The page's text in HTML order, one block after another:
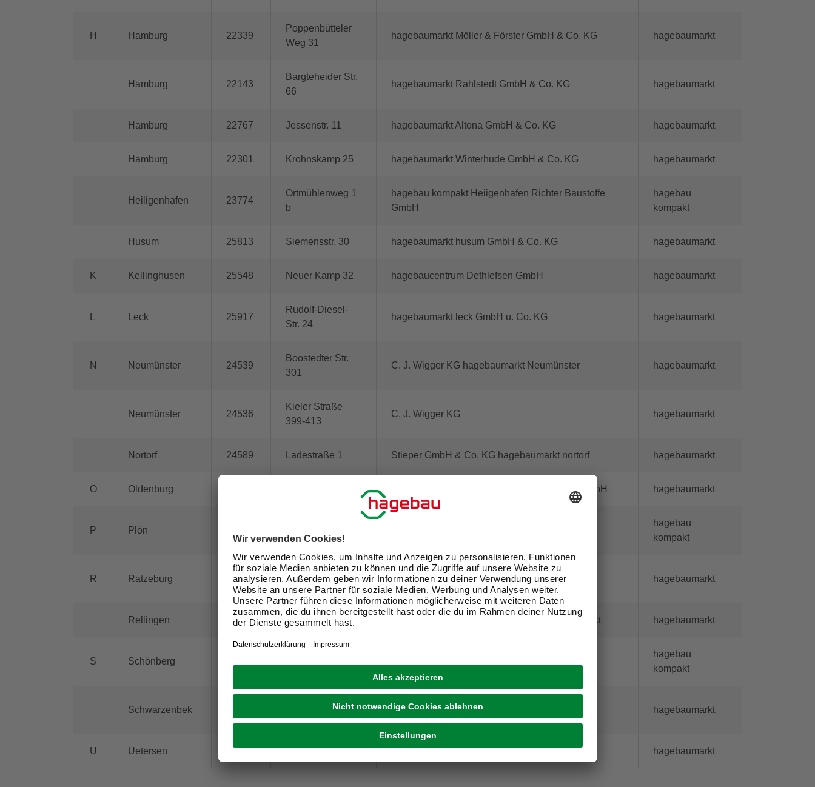
H Hamburg 22339
Poppenbütteler
Weg 31
hagebaumarkt Möller & Förster GmbH & Co. KG hagebaumarkt
Hamburg 22143
Bargteheider Str.
66
hagebaumarkt Rahlstedt GmbH & Co. KG hagebaumarkt
Hamburg 22767 Jessenstr. 11 hagebaumarkt Altona GmbH & Co. KG hagebaumarkt
Hamburg 22301 Krohnskamp 25 hagebaumarkt Winterhude GmbH & Co. KG hagebaumarkt
Heiligenhafen 23774
Ortmühlenweg 1
b
hagebau kompakt Heiigenhafen Richter Baustoffe
GmbH
hagebau
kompakt
Husum 25813 Siemensstr. 30 hagebaumarkt husum GmbH & Co. KG hagebaumarkt
K Kellinghusen 25548 Neuer Kamp 32 hagebaucentrum Dethlefsen GmbH hagebaumarkt
Leck 25917
Rudolf-Diesel-
Str. 24
hagebaumarkt leck GmbH u. Co. KG hagebaumarkt
N Neumünster 24539
Boostedter Str.
301
C. J. Wigger KG hagebaumarkt Neumünster hagebaumarkt
Neumünster 24536
Kieler Straße
399-413
C. J. Wigger KG hagebaumarkt
Nortorf 24589 Ladestraße 1 Stieper GmbH & Co. KG hagebaumarkt nortorf hagebaumarkt
O Oldenburg hagebaumarkt Oldenburg Richter Baustoffe GmbH hagebaumarkt
P Plön
hagebau
kompakt
R Ratzeburg 23909
Bahnhofsallee
40-42
hagebaumarkt ratzeburg GmbH & Co. KG hagebaumarkt
Rellingen 25462 Eichenstr. 30-40 Hass + Hatje GmbH Bauzentrum / hagebaumarkt hagebaumarkt
S Schönberg
GmbH
hagebau
kompakt
Schwarzenbek
Hans-Koch-Ring
8
hagebaumarkt schwarzenbek GmbH + Co. KG hagebaumarkt
U Uetersen 25436 Wittstockerstr. 5 A hagebaumarkt Wörmcke GmbH hagebaumarkt